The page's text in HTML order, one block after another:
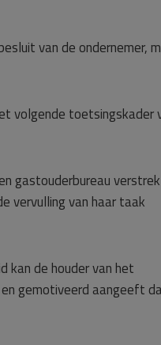
van de ondernemer,
volgende toetsingskader
gastouderbureau
vervulling van haar taak
kan de houder van het
gemotiveerd aangeeft